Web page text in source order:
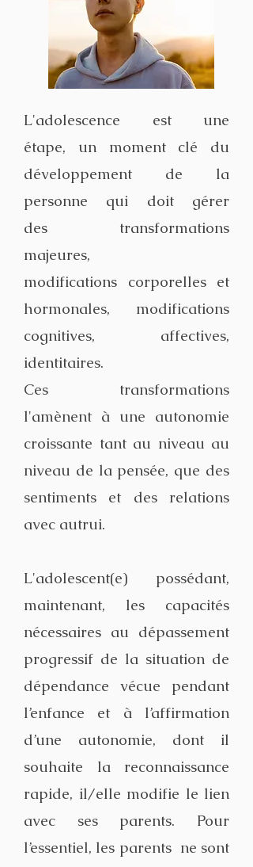
L'adolescence est une
étape, un moment clé du
développement de la
personne qui doit gérer
des transformations
majeures,
modifications corporelles et
hormonales, modifications
cognitives, affectives,
identitaires.
Ces transformations
l'amènent à une autonomie
croissante tant au niveau au
niveau de la pensée, que des
sentiments et des relations
avec autrui.
L'adolescent(e) possédant,
maintenant, les capacités
nécessaires au dépassement
progressif de la situation de
dépendance vécue pendant
l’enfance et à l’affirmation
d’une autonomie, dont il
souhaite la reconnaissance
rapide, il/elle modifie le lien
avec ses parents. Pour
l’essentiel, les parents ne sont